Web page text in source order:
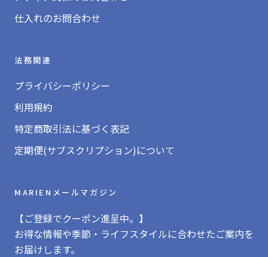
仕入れのお問合わせ
法務関連
プライバシーポリシー
利用規約
特定商取引法に基づく表記
定期便(サブスクリプション)について
MARIENメールマガジン
【ご登録でクーポン進呈中。】
お得な情報や季節・ライフスタイルに合わせたご案内を
お届けします。